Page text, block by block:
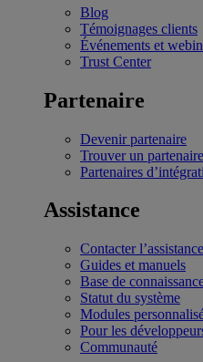
Blog
Témoignages clients
Événements et
Trust Center
Partenaire
Devenir partenaire
Trouver un partenaire
Partenaires
Assistance
Contacter l’assistance
Guides et manuels
Base de
Statut du système
Modules
Pour les
Communauté